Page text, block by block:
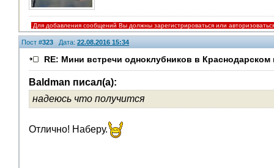
Для добавления сообщений Вы должны зарегистрироваться или
Пост #323 Дата: 22.08.2016 15:34
RE: Мини встречи одноклубников в Краснодарском
Baldman писал(а):
надеюсь что получится
Отлично! Наберу.